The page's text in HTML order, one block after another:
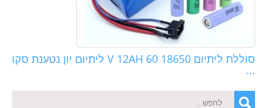
סוללת ליתיום 18650 60 V 12AH ליתיום יון נטענת סקו
...